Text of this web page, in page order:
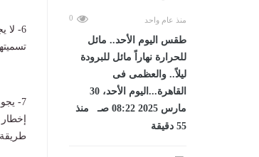
منذ عام واحد 0
طقس اليوم الأحد.. مائل
للحرارة نهاراً مائل للبرودة
ليلاً.. والعظمى فى
القاهرة...اليوم الأحد، 30
مارس 2025 08:22 صـ منذ
55 دقيقة
6-
7-
طريقة